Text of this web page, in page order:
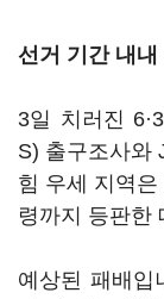
선거 기간 내
3일 치러진
S) 출구조사와
힘 우세 지역
령까지 등판한
예상된 패배입